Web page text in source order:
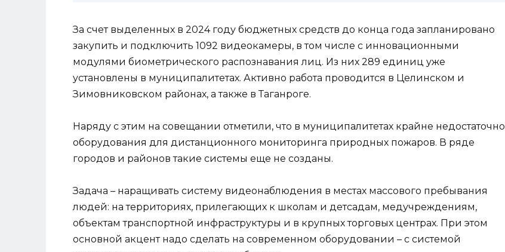
За счет выделенных в 2024 году бюджетных средств до конца года запланировано
закупить и подключить 1092 видеокамеры, в том числе с инновационными
модулями биометрического распознавания лиц. Из них 289 единиц уже
установлены в муниципалитетах. Активно работа проводится в Целинском и
Зимовниковском районах, а также в Таганроге.
Наряду с этим на совещании отметили, что в муниципалитетах крайне недостаточно
оборудования для дистанционного мониторинга природных пожаров. В ряде
городов и районов такие системы еще не созданы.
Задача – наращивать систему видеонаблюдения в местах массового пребывания
людей: на территориях, прилегающих к школам и детсадам, медучреждениям,
объектам транспортной инфраструктуры и в крупных торговых центрах. При этом
основной акцент надо сделать на современном оборудовании – с системой